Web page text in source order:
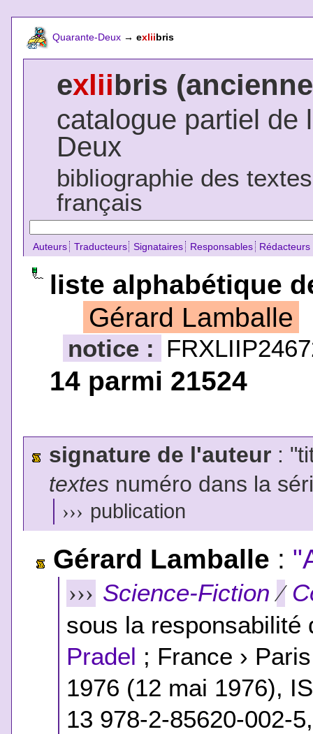
Quarante-Deux → exliibris
exliibris
catalogue partiel de
Deux
bibliographie des
français
Auteurs Traducteurs Signataires Responsables Rédacteurs
liste alphabétique
Gérard Lamballe
notice :
14 parmi 21524
signature de l'auteur:
textesnuméro dans la
››› publication
Gérard Lamballe :
››› Science-Fiction ⁄
sous la
Pradel ; France ›
1976 (12 mai 1976),
13 978-2-85620-002-5